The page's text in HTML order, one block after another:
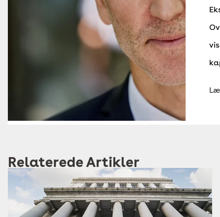
Relaterede Artikler